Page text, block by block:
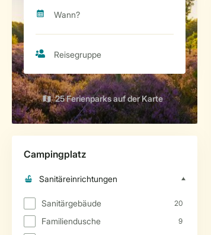
25 Ferienparks auf der Karte